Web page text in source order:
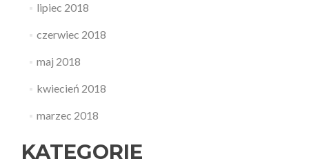
lipiec 2018
czerwiec 2018
maj 2018
kwiecień 2018
marzec 2018
KATEGORIE